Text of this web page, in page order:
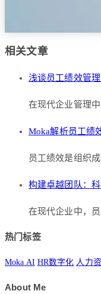
相关文章
浅谈员工绩效管
在现代企业管理
Moka解析员工绩
员工绩效是组织
构建卓越团队：
在现代企业中，
热门标签
Moka AI HR数字化 人力
About Me